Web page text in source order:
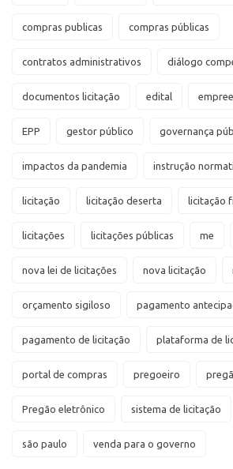
compras publicas compras públicas
contratos administrativos diálogo
documentos licitação edital
EPP gestor público governança
impactos da pandemia instrução
licitação licitação deserta licitação
licitações licitações públicas me
nova lei de licitações nova licitação
orçamento sigiloso pagamento
pagamento de licitação plataforma de
portal de compras pregoeiro
Pregão eletrônico sistema de licitação
são paulo venda para o governo